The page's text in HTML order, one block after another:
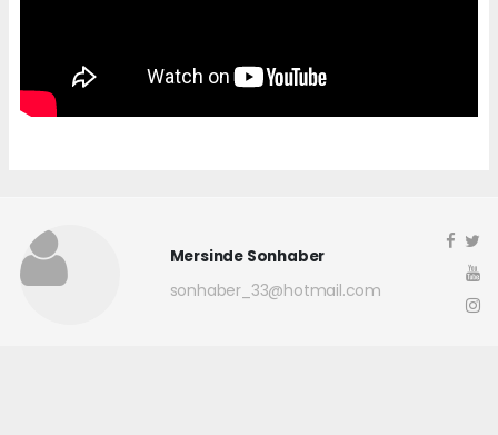
Mersinde Sonhaber
sonhaber_33@hotmail.com